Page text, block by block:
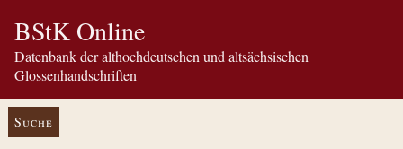
BStK Online
Datenbank der althochdeutschen und altsächsischen
Glossenhandschriften
Suche